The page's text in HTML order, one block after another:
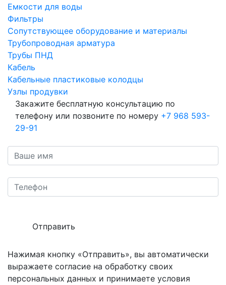
Емкости для воды
Фильтры
Сопутствующее оборудование и материалы
Трубопроводная арматура
Трубы ПНД
Кабель
Кабельные пластиковые колодцы
Узлы продувки
Закажите бесплатную консультацию по
телефону или позвоните по номеру +7 968 593-
29-91
Отправить
Нажимая кнопку «Отправить», вы автоматически
выражаете согласие на обработку своих
персональных данных и принимаете условия